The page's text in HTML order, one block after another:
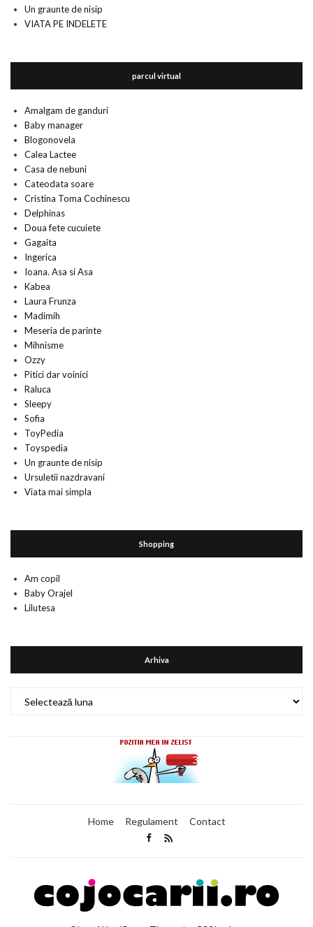
Un graunte de nisip
VIATA PE INDELETE
parcul virtual
Amalgam de ganduri
Baby manager
Blogonovela
Calea Lactee
Casa de nebuni
Cateodata soare
Cristina Toma Cochinescu
Delphinas
Doua fete cucuiete
Gagaita
Ingerica
Ioana. Asa si Asa
Kabea
Laura Frunza
Madimih
Meseria de parinte
Mihnisme
Ozzy
Pitici dar voinici
Raluca
Sleepy
Sofia
ToyPedia
Toyspedia
Un graunte de nisip
Ursuletii nazdravani
Viata mai simpla
Shopping
Am copil
Baby Orajel
Lilutesa
Arhiva
Home Regulament Contact